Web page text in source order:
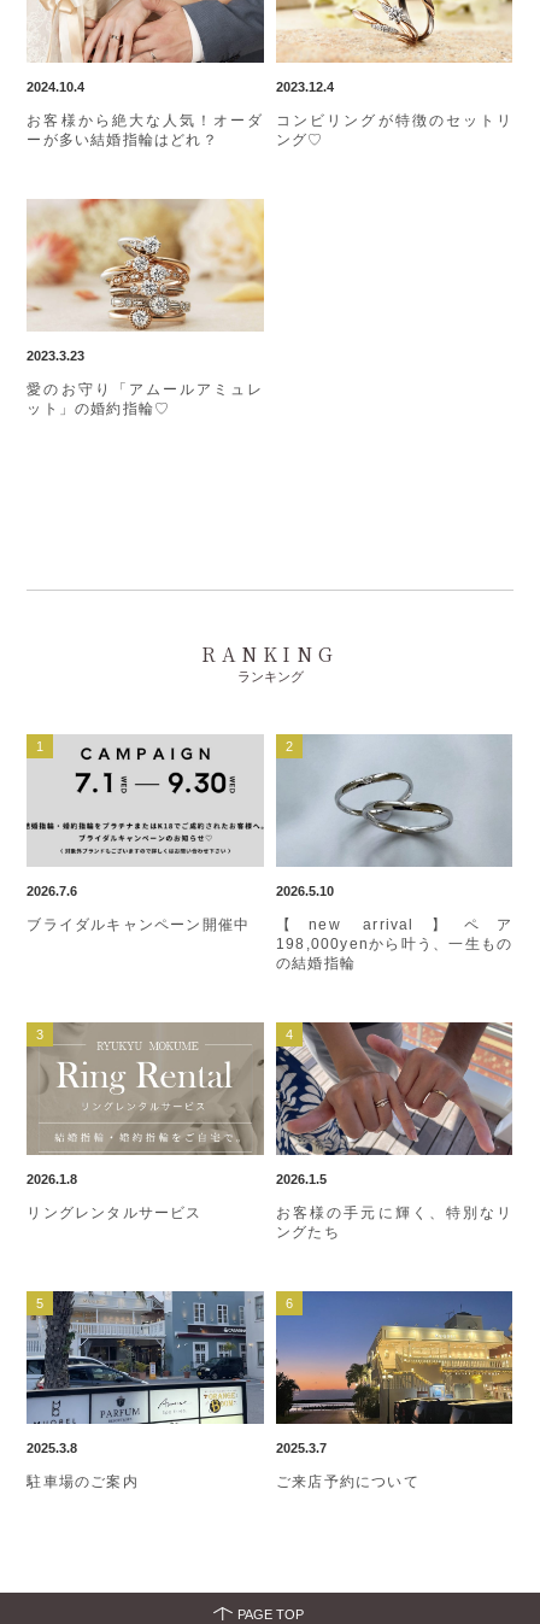
2024.10.4
お客様から絶大な人気！オーダ
ーが多い結婚指輪はどれ？
2023.12.4
コンビリングが特徴のセットリ
ング♡
2023.3.23
愛のお守り「アムールアミュレ
ット」の婚約指輪♡
RANKING
ランキング
2026.7.6
ブライダルキャンペーン開催中
2026.5.10
【new arrival】ペア
198,000yenから叶う、一生もの
の結婚指輪
2026.1.8
リングレンタルサービス
2026.1.5
お客様の手元に輝く、特別なリ
ングたち
2025.3.8
駐車場のご案内
2025.3.7
ご来店予約について
PAGE TOP